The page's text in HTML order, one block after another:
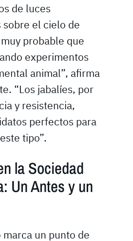
de luces
el cielo de
probable que
experimentos
animal”, afirma
“Los jabalíes, por
y resistencia,
perfectos para
tipo”.
la Sociedad
Un Antes y un
marca un punto de